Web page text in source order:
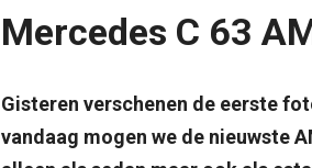
Mercedes C 63
Gisteren verschenen de eerste
vandaag mogen we de nieuwste